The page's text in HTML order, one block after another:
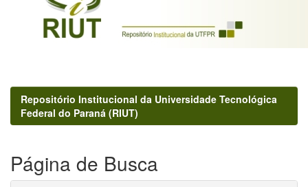
Repositório Institucional da Universidade Tecnológica
Federal do Paraná (RIUT)
Página de Busca